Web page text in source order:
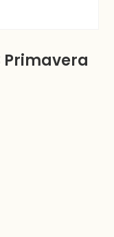
Primavera